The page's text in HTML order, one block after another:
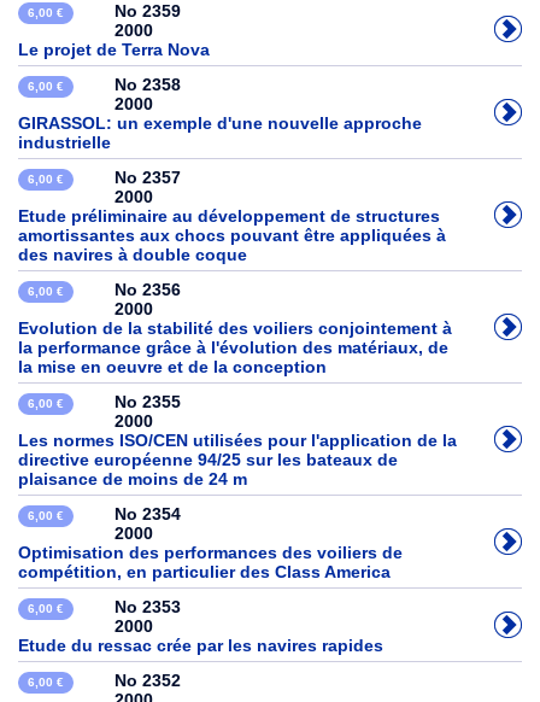
6,00 €
No 2359
2000
Le projet de Terra Nova
6,00 €
No 2358
2000
GIRASSOL: un exemple d'une nouvelle approche
industrielle
6,00 €
No 2357
2000
Etude préliminaire au développement de structures
amortissantes aux chocs pouvant être appliquées à
des navires à double coque
6,00 €
No 2356
2000
Evolution de la stabilité des voiliers conjointement à
la performance grâce à l'évolution des matériaux, de
la mise en oeuvre et de la conception
6,00 €
No 2355
2000
Les normes ISO/CEN utilisées pour l'application de la
directive européenne 94/25 sur les bateaux de
plaisance de moins de 24 m
6,00 €
No 2354
2000
Optimisation des performances des voiliers de
compétition, en particulier des Class America
6,00 €
No 2353
2000
Etude du ressac crée par les navires rapides
6,00 €
No 2352